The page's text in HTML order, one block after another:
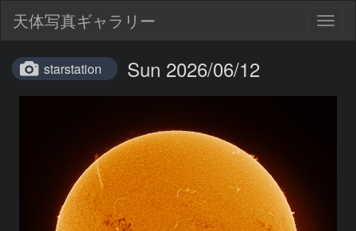
天体写真ギャラリー
starstation Sun 2026/06/12